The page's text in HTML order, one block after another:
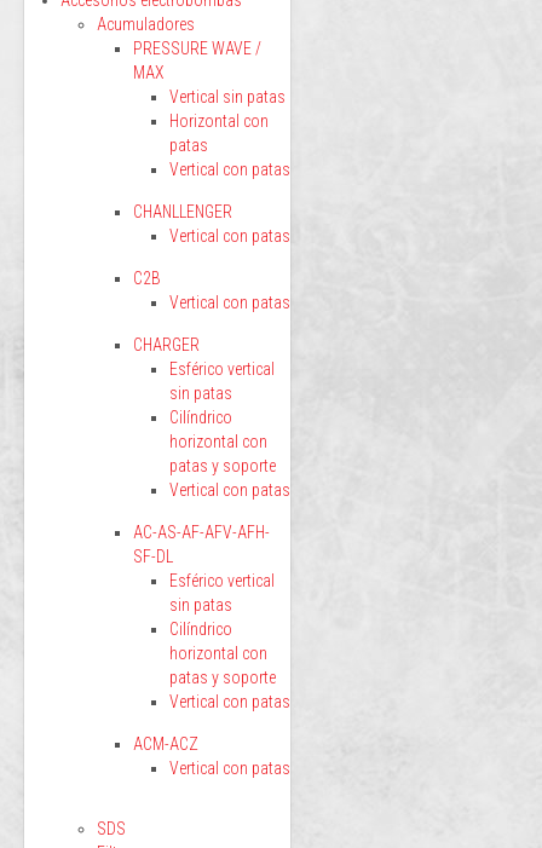
Acumuladores
PRESSURE WAVE /
MAX
Vertical sin patas
Horizontal con
patas
Vertical con patas
CHANLLENGER
Vertical con patas
C2B
Vertical con patas
CHARGER
Esférico vertical
sin patas
Cilíndrico
horizontal con
patas y soporte
Vertical con patas
AC-AS-AF-AFV-AFH-
SF-DL
Esférico vertical
sin patas
Cilíndrico
horizontal con
patas y soporte
Vertical con patas
ACM-ACZ
Vertical con patas
SDS